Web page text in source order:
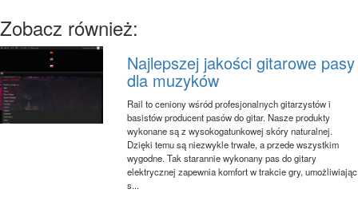
Zobacz również:
Najlepszej jakości gitarowe pasy
dla muzyków
Rail to ceniony wśród profesjonalnych gitarzystów i
basistów producent pasów do gitar. Nasze produkty
wykonane są z wysokogatunkowej skóry naturalnej.
Dzięki temu są niezwykle trwałe, a przede wszystkim
wygodne. Tak starannie wykonany pas do gitary
elektrycznej zapewnia komfort w trakcie gry, umożliwiając
s...